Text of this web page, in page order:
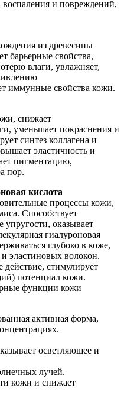
и повреждений,
из древесины
барьерные свойства,
влаги, увлажняет,
иммунные свойства кожи.
снижает
уменьшает покраснения и
синтез коллагена и
эластичность и
пигментацию,
пор.
кислота
процессы кожи,
Способствует
оказывает
гиалуроновая
глубоко в коже,
эластиновых волокон.
стимулирует
потенциал кожи.
функции кожи
активная форма,
осветляющее и
лучей.
кожи и снижает